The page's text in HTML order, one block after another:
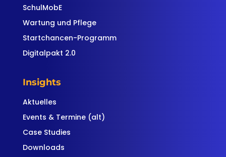
SchulMobE
Wartung und Pflege
Startchancen-Programm
Digitalpakt 2.0
Insights
Aktuelles
Events & Termine (alt)
Case Studies
Downloads